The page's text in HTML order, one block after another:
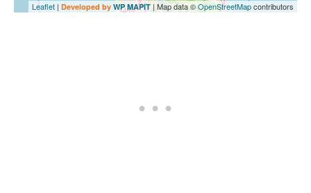
Leaflet | Developed by WP MAPIT| Map data ©OpenStreetMapcontributors